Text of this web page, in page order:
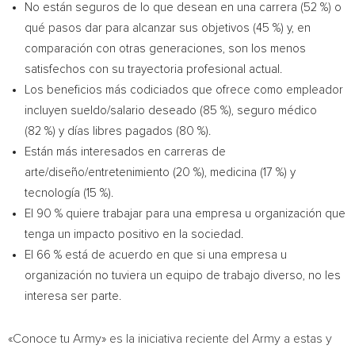
No están seguros de lo que desean en una carrera (52 %) o
qué pasos dar para alcanzar sus objetivos (45 %) y, en
comparación con otras generaciones, son los menos
satisfechos con su trayectoria profesional actual.
Los beneficios más codiciados que ofrece como empleador
incluyen sueldo/salario deseado (85 %), seguro médico
(82 %) y días libres pagados (80 %).
Están más interesados en carreras de
arte/diseño/entretenimiento (20 %), medicina (17 %) y
tecnología (15 %).
El 90 % quiere trabajar para una empresa u organización que
tenga un impacto positivo en la sociedad.
El 66 % está de acuerdo en que si una empresa u
organización no tuviera un equipo de trabajo diverso, no les
interesa ser parte.
«Conoce tu Army» es la iniciativa reciente del Army a estas y